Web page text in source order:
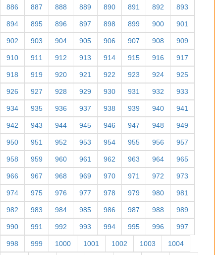
886 887 888 889 890 891 892 893
894 895 896 897 898 899 900 901
902 903 904 905 906 907 908 909
910 911 912 913 914 915 916 917
918 919 920 921 922 923 924 925
926 927 928 929 930 931 932 933
934 935 936 937 938 939 940 941
942 943 944 945 946 947 948 949
950 951 952 953 954 955 956 957
958 959 960 961 962 963 964 965
966 967 968 969 970 971 972 973
974 975 976 977 978 979 980 981
982 983 984 985 986 987 988 989
990 991 992 993 994 995 996 997
998 999 1000 1001 1002 1003 1004